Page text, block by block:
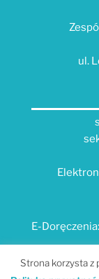
ul.
E-
Strona korzysta z